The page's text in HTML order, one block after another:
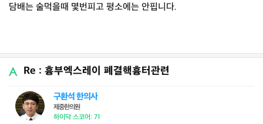
담배는 술먹을때 몇번피고 평소에는 안핍니다.
Re : 흉부엑스레이 폐결핵흉터관련
구환석 한의사
제중한의원
하이닥 스코어: 71